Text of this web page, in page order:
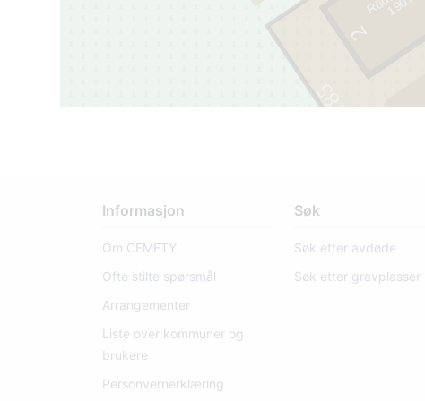
390185
2
1
9
0
7
-
1
9
5
Informasjon
Om CEMETY
Ofte stilte spørsmål
Arrangementer
Liste over kommuner og
brukere
Personvernerklæring
Søk
Søk etter avdøde
Søk etter gravplasser